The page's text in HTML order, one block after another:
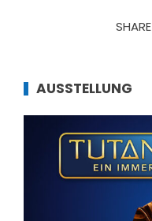
SHARE
AUSSTELLUNG